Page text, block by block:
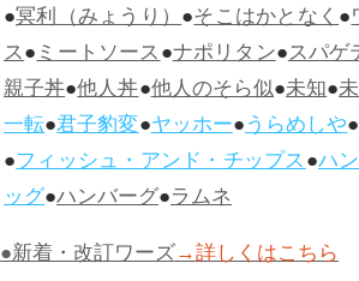
●冥利（みょうり）●そこはかとなく●
ス●ミートソース●ナポリタン●スパゲ
親子丼●他人丼●他人のそら似●未知●
一転●君子豹変●ヤッホー●うらめしや●
●フィッシュ・アンド・チップス●ハ
ッグ●ハンバーグ●ラムネ
●新着・改訂ワーズ→詳しくはこちら